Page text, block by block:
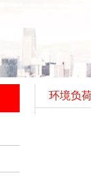
环境负